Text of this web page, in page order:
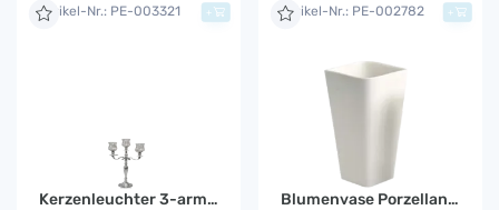
Artikel-Nr.: PE-003321
Kerzenleuchter 3-armig 26 cm
+ Artikel-Nr.: PE-002782
Blumenvase Porzellan 6er Set
+